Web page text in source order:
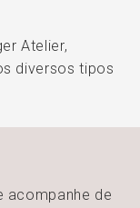
Atelier,
diversos tipos
acompanhe de